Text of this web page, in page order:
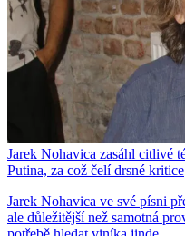
Jarek Nohavica zasáhl citlivé
Putina, za což čelí drsné kritice
Jarek Nohavica ve své písni
ale důležitější než samotná